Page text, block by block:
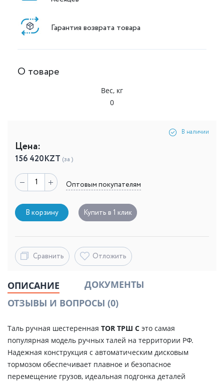
Гарантия возврата товара
О товаре
Вес, кг
0
В наличии
Цена:
156 420KZT (за )
Оптовым покупателям
В корзину Купить в 1 клик
Сравнить Отложить
ОПИСАНИЕ
ДОКУМЕНТЫ
ОТЗЫВЫ И ВОПРОСЫ (0)
Таль ручная шестеренная TOR ТРШ С это самая
популярная модель ручных талей на территории РФ.
Надежная конструкция с автоматическим дисковым
тормозом обеспечивает плавное и безопасное
перемещение грузов, идеальная подгонка деталей